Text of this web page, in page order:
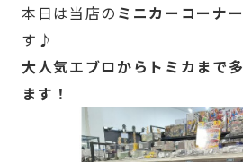
本日は当店の ミニカーコーナー
す♪
大人気エブロからトミカまで
ます！